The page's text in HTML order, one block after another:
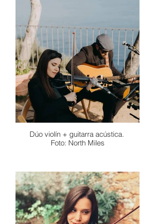
Dúo violín + guitarra acústica.
Foto: North Miles